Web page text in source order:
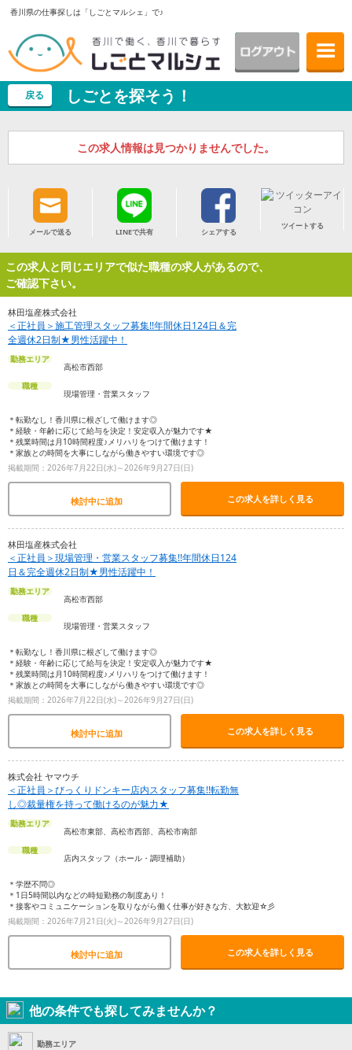
香川県の仕事探しは「しごとマルシェ」で♪
戻る しごとを探そう！
この求人情報は見つかりませんでした。
メールで送る LINEで共有 シェアする
ツイートする
この求人と同じエリアで似た職種の求人があるので、
ご確認下さい。
林田塩産株式会社
＜正社員＞施工管理スタッフ募集!!年間休日124日＆完
全週休2日制★男性活躍中！
勤務エリア
高松市西部
職種
現場管理・営業スタッフ
＊転勤なし！香川県に根ざして働けます◎
＊経験・年齢に応じて給与を決定！安定収入が魅力です★
＊残業時間は月10時間程度♪メリハリをつけて働けます！
＊家族との時間を大事にしながら働きやすい環境です◎
掲載期間：2026年7月22日(水)～2026年9月27日(日)
検討中に追加 この求人を詳しく見る
林田塩産株式会社
＜正社員＞現場管理・営業スタッフ募集!!年間休日124
日＆完全週休2日制★男性活躍中！
勤務エリア
高松市西部
職種
現場管理・営業スタッフ
＊転勤なし！香川県に根ざして働けます◎
＊経験・年齢に応じて給与を決定！安定収入が魅力です★
＊残業時間は月10時間程度♪メリハリをつけて働けます！
＊家族との時間を大事にしながら働きやすい環境です◎
掲載期間：2026年7月22日(水)～2026年9月27日(日)
検討中に追加 この求人を詳しく見る
株式会社 ヤマウチ
＜正社員＞びっくりドンキー店内スタッフ募集!!転勤無
し◎裁量権を持って働けるのが魅力★
勤務エリア
高松市東部、高松市西部、高松市南部
職種
店内スタッフ（ホール・調理補助）
＊学歴不問◎
＊1日5時間以内などの時短勤務の制度あり！
＊接客やコミュニケーションを取りながら働く仕事が好きな方、大歓迎☆彡
掲載期間：2026年7月21日(火)～2026年9月27日(日)
検討中に追加 この求人を詳しく見る
他の条件でも探してみませんか？
勤務エリア